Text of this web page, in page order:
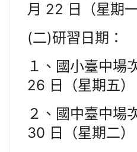
月 22 日（星期
(二)研習日期：
１、國小臺中場
26 日（星期五）
２、國中臺中場
30 日（星期二）